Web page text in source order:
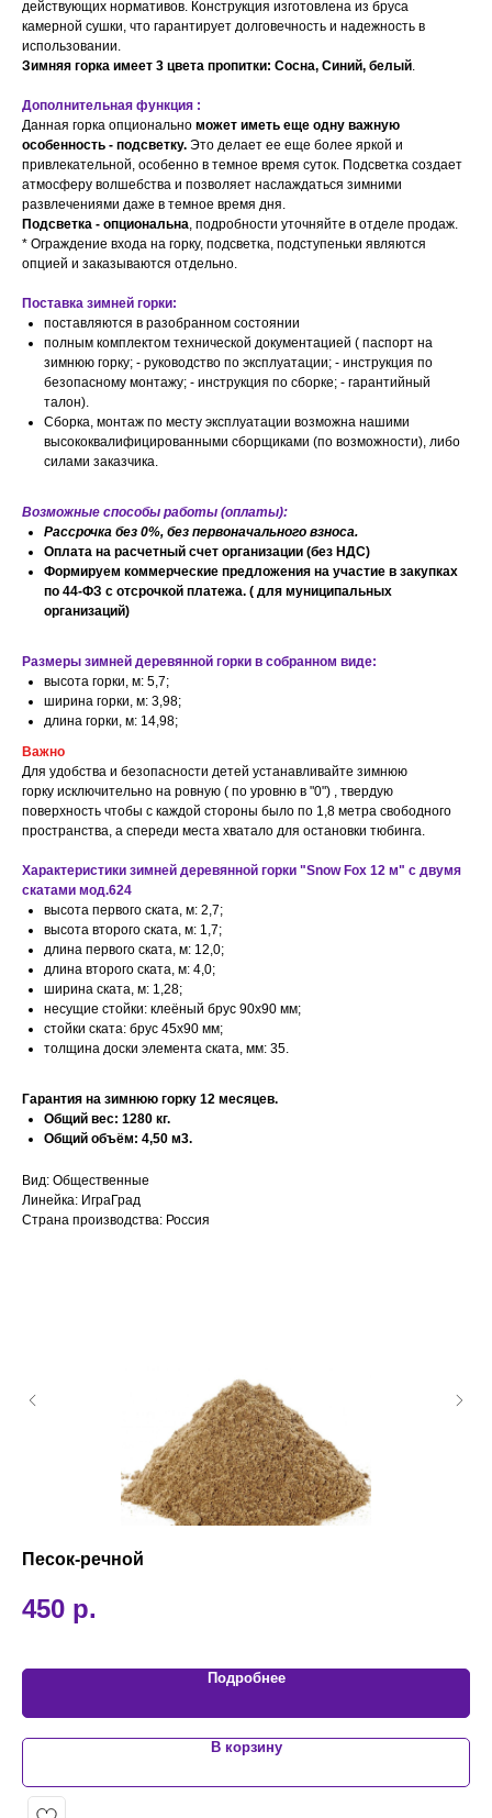
действующих нормативов. Конструкция изготовлена из бруса
камерной сушки, что гарантирует долговечность и надежность в
использовании.
Зимняя горка имеет 3 цвета пропитки: Сосна, Синий, белый.
Дополнительная функция :
Данная горка опционально может иметь еще одну важную
особенность - подсветку. Это делает ее еще более яркой и
привлекательной, особенно в темное время суток. Подсветка создает
атмосферу волшебства и позволяет наслаждаться зимними
развлечениями даже в темное время дня.
Подсветка - опциональна, подробности уточняйте в отделе продаж.
* Ограждение входа на горку, подсветка, подступеньки являются
опцией и заказываются отдельно.
Поставка зимней горки:
поставляются в разобранном состоянии
полным комплектом технической документацией ( паспорт на
зимнюю горку; - руководство по эксплуатации; - инструкция по
безопасному монтажу; - инструкция по сборке; - гарантийный
талон).
Сборка, монтаж по месту эксплуатации возможна нашими
высококвалифицированными сборщиками (по возможности), либо
силами заказчика.
Возможные способы работы (оплаты):
Рассрочка без 0%, без первоначального взноса.
Оплата на расчетный счет организации (без НДС)
Формируем коммерческие предложения на участие в закупках
по 44-ФЗ с отсрочкой платежа. ( для муниципальных
организаций)
Размеры зимней деревянной горки в собранном виде:
высота горки, м: 5,7;
ширина горки, м: 3,98;
длина горки, м: 14,98;
Важно
Для удобства и безопасности детей устанавливайте зимнюю
горку исключительно на ровную ( по уровню в "0") , твердую
поверхность чтобы с каждой стороны было по 1,8 метра свободного
пространства, а спереди места хватало для остановки тюбинга.
Характеристики зимней деревянной горки "Snow Fox 12 м" с двумя
скатами мод.624
высота первого ската, м: 2,7;
высота второго ската, м: 1,7;
длина первого ската, м: 12,0;
длина второго ската, м: 4,0;
ширина ската, м: 1,28;
несущие стойки: клеёный брус 90х90 мм;
стойки ската: брус 45х90 мм;
толщина доски элемента ската, мм: 35.
Гарантия на зимнюю горку 12 месяцев.
Общий вес: 1280 кг.
Общий объём: 4,50 м3.
Вид: Общественные
Линейка: ИграГрад
Страна производства: Россия
Песок-речной
450 р.
Подробнее
В корзину